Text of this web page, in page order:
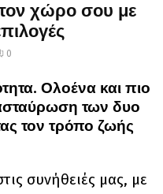
χώρο σου με
0
Ολοένα και πιο
των δυο
τον τρόπο ζωής
συνήθειές μας, με